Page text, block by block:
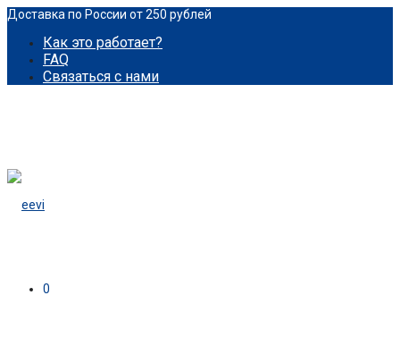
Доставка по России от 250 рублей
Как это работает?
FAQ
Связаться с нами
0